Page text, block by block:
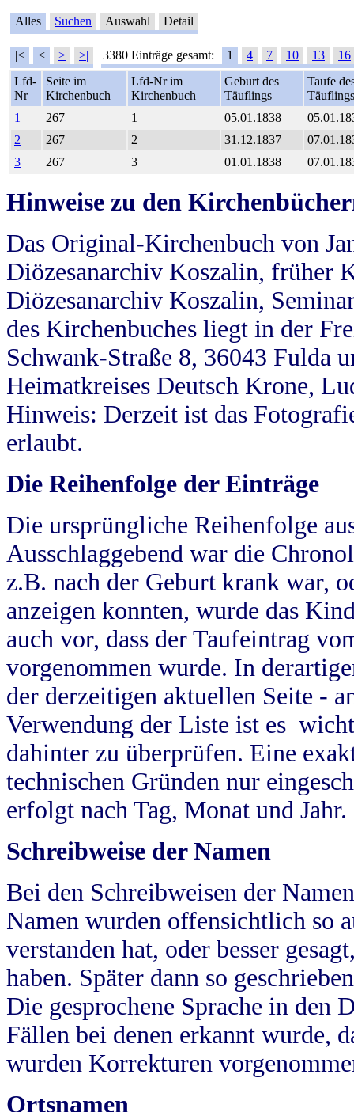
Alles Suchen Auswahl Detail
|< < > >| 3380 Einträge gesamt: 1 4 7 10 13
16
Lfd-
Nr
Seite im
Kirchenbuch
Lfd-Nr im
Kirchenbuch
Geburt des
Täuflings
Taufe
Täuflings
1
267 1 05.01.1838
2
267 2 31.12.1837
3
267 3 01.01.1838
Hinweise zu den
Das Original-Kirchenbuch von
Diözesanarchiv Koszalin, früher
Diözesanarchiv Koszalin,
des Kirchenbuches liegt in der
Schwank-Straße 8, 36043 Fulda
Heimatkreises Deutsch Krone,
Hinweis: Derzeit ist das
erlaubt.
Die Reihenfolge der Einträge
Die ursprüngliche Reihenfolge
Ausschlaggebend war die
z.B. nach der Geburt krank war,
anzeigen konnten, wurde das
auch vor, dass der Taufeintrag
vorgenommen wurde. In
der derzeitigen aktuellen Seite -
Verwendung der Liste ist es
dahinter zu überprüfen. Eine
technischen Gründen nur
erfolgt nach Tag, Monat und Jahr.
Schreibweise der Namen
Bei den Schreibweisen der
Namen wurden offensichtlich so
verstanden hat, oder besser
haben. Später dann so
Die gesprochene Sprache in
Fällen bei denen erkannt wurde,
wurden Korrekturen
Ortsnamen